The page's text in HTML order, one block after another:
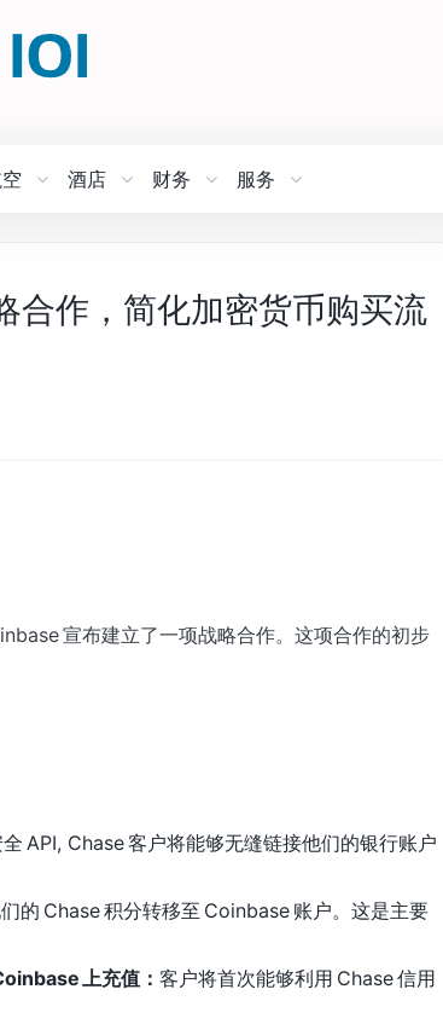
酒店 财务 服务
合作，简化加密货币购买流
宣布建立了一项战略合作。这项合作的初步
API, Chase 客户将能够无缝链接他们的银行账户
的 Chase 积分转移至 Coinbase 账户。这是主要
上充值： 客户将首次能够利用 Chase 信用